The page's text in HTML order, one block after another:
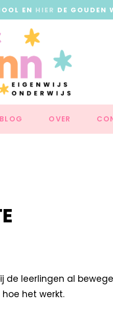
EN HIER DE GOUDEN
BLOG OVER
de leerlingen al
het werkt.